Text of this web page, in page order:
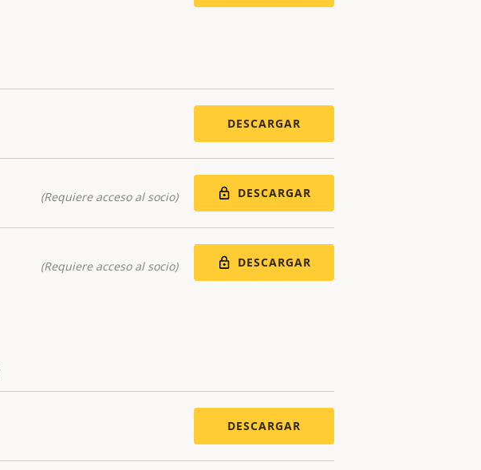
DESCARGAR
(Requiere acceso al socio) DESCARGAR
(Requiere acceso al socio) DESCARGAR
DESCARGAR